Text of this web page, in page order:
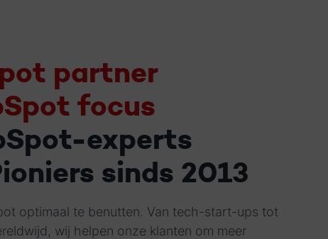
partner
focus
experts
sinds 2013
optimaal te benutten. Van tech-start-ups tot
wij helpen onze klanten om meer